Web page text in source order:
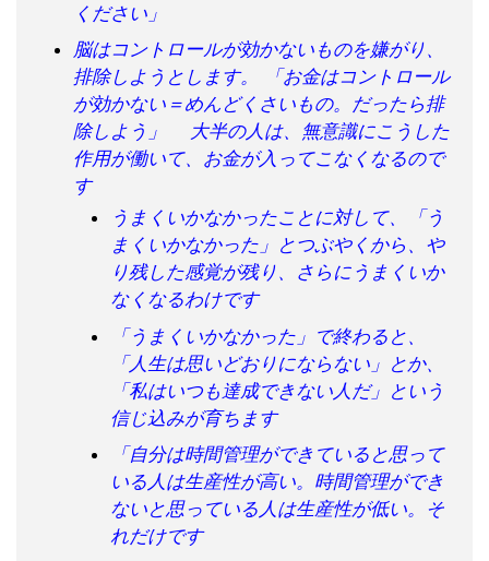
ください」
脳はコントロールが効かないものを嫌がり、
排除しようとします。 「お金はコントロール
が効かない＝めんどくさいもの。だったら排
除しよう」 大半の人は、無意識にこうした
作用が働いて、お金が入ってこなくなるので
す
うまくいかなかったことに対して、「う
まくいかなかった」とつぶやくから、や
り残した感覚が残り、さらにうまくいか
なくなるわけです
「うまくいかなかった」で終わると、
「人生は思いどおりにならない」とか、
「私はいつも達成できない人だ」という
信じ込みが育ちます
「自分は時間管理ができていると思って
いる人は生産性が高い。時間管理ができ
ないと思っている人は生産性が低い。そ
れだけです